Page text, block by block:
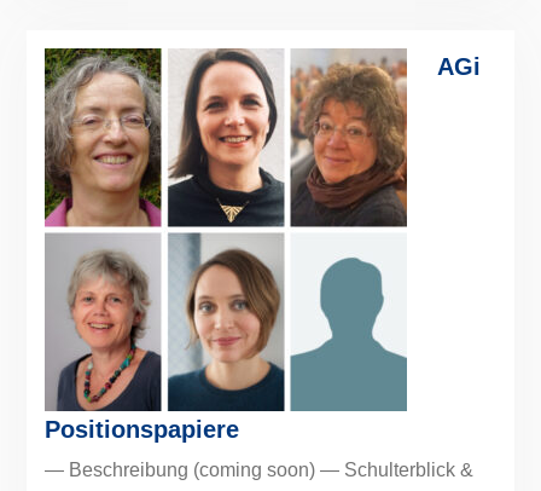
AGi
Positionspapiere
— Beschreibung (coming soon) — Schulterblick &